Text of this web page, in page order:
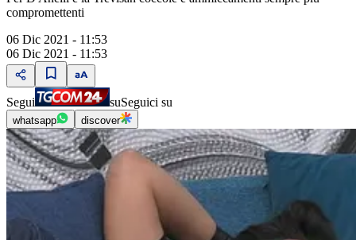
compromettenti
06 Dic 2021 - 11:53
06 Dic 2021 - 11:53
Segui suSeguici su
whatsapp discover